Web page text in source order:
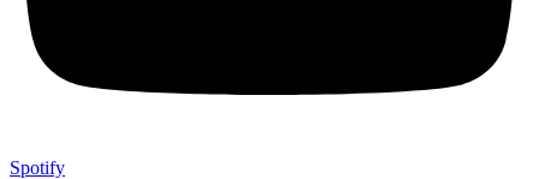
Spotify